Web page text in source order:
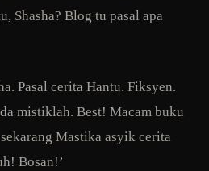
Shasha? Blog tu pasal apa
Pasal cerita Hantu. Fiksyen.
mistiklah. Best! Macam buku
Mastika asyik cerita
Bosan!’